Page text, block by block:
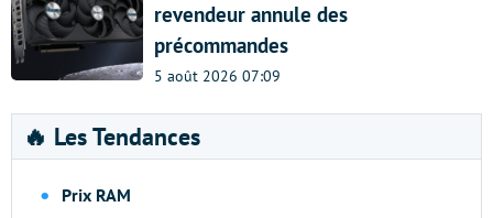
revendeur annule des
précommandes
5 août 2026 07:09
🔥 Les Tendances
Prix RAM